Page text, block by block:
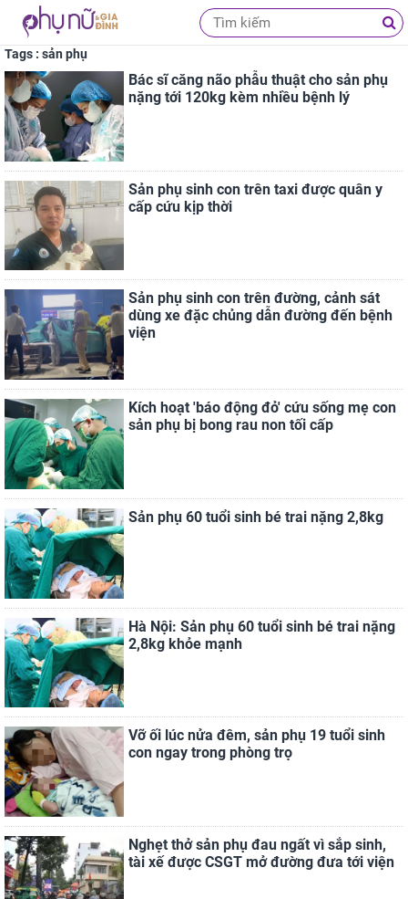
Tags : sản phụ
Bác sĩ căng não phẫu thuật cho sản phụ
nặng tới 120kg kèm nhiều bệnh lý
Sản phụ sinh con trên taxi được quân y
cấp cứu kịp thời
Sản phụ sinh con trên đường, cảnh sát
dùng xe đặc chủng dẫn đường đến bệnh
viện
Kích hoạt 'báo động đỏ' cứu sống mẹ con
sản phụ bị bong rau non tối cấp
Sản phụ 60 tuổi sinh bé trai nặng 2,8kg
Hà Nội: Sản phụ 60 tuổi sinh bé trai nặng
2,8kg khỏe mạnh
Vỡ ối lúc nửa đêm, sản phụ 19 tuổi sinh
con ngay trong phòng trọ
Nghẹt thở sản phụ đau ngất vì sắp sinh,
tài xế được CSGT mở đường đưa tới viện